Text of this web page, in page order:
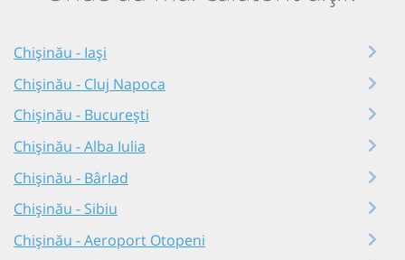
Chișinău - Iași
Chișinău - Cluj Napoca
Chișinău - București
Chișinău - Alba Iulia
Chișinău - Bârlad
Chișinău - Sibiu
Chișinău - Aeroport Otopeni